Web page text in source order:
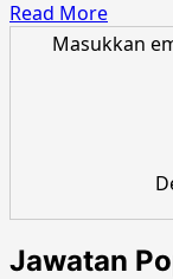
Read MoreRead
more
2016
Masukkan
Jawatan